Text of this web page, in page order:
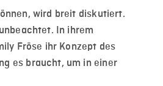
wird breit diskutiert.
In ihrem
Fröse ihr Konzept des
es braucht, um in einer